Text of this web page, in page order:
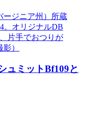
ュミットBf109と